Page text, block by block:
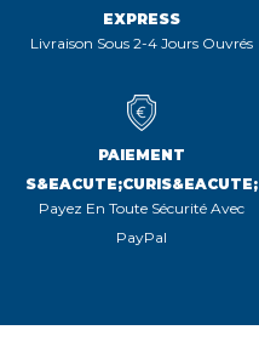
EXPRESS
Livraison Sous 2-4 Jours Ouvrés
PAIEMENT
S&EACUTE;CURIS&EACUTE;
Payez En Toute Sécurité Avec
PayPal